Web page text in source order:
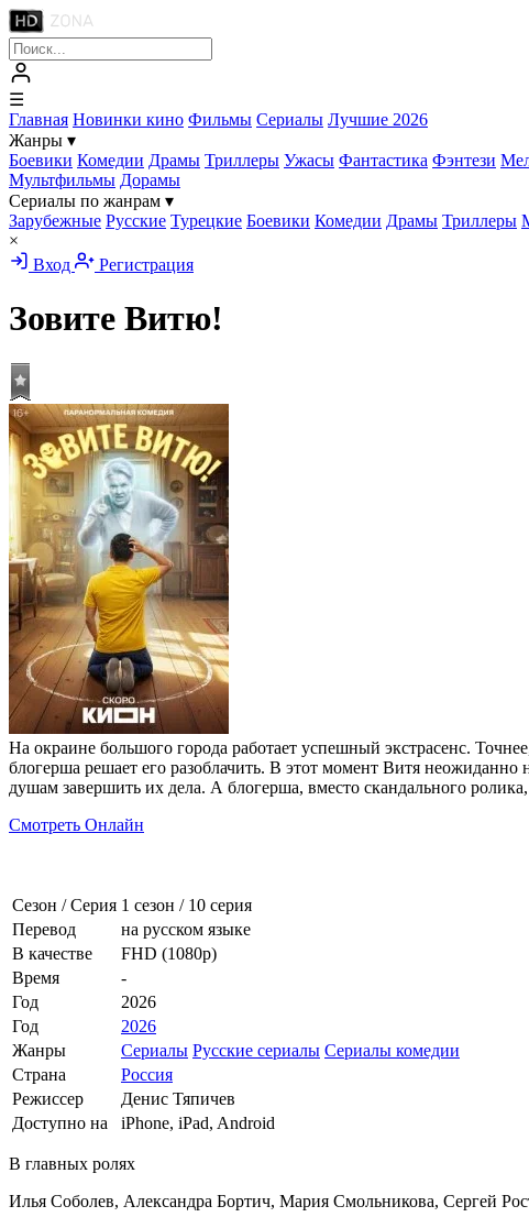
☰
Главная Новинки кино Фильмы Сериалы Лучшие 2026
Жанры ▾
Боевики Комедии Драмы Триллеры Ужасы Фантастика Фэнтези
Мультфильмы Дорамы
Сериалы по жанрам ▾
Зарубежные Русские Турецкие Боевики Комедии Драмы Триллеры
×
Вход
Регистрация
Зовите Витю!
На окраине большого города работает успешный экстрасенс.
блогерша решает его разоблачить. В этот момент Витя
душам завершить их дела. А блогерша, вместо скандального
Смотреть Онлайн
Сезон / Серия 1 сезон / 10 серия
Перевод
на русском языке
В качестве
FHD (1080p)
Время
-
Год
2026
Год
2026
Жанры
Сериалы Русские сериалы Сериалы комедии
Страна
Россия
Режиссер
Денис Тяпичев
Доступно на
iPhone, iPad, Android
В главных ролях
Илья Соболев, Александра Бортич, Мария Смольникова, Сергей